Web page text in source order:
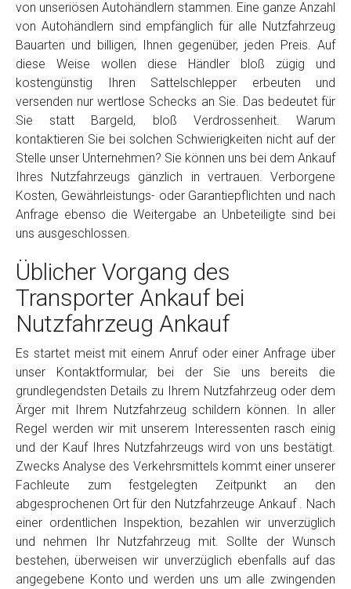
von unseriösen Autohändlern stammen. Eine ganze Anzahl
von Autohändlern sind empfänglich für alle Nutzfahrzeug
Bauarten und billigen, Ihnen gegenüber, jeden Preis. Auf
diese Weise wollen diese Händler bloß zügig und
kostengünstig Ihren Sattelschlepper erbeuten und
versenden nur wertlose Schecks an Sie. Das bedeutet für
Sie statt Bargeld, bloß Verdrossenheit. Warum
kontaktieren Sie bei solchen Schwierigkeiten nicht auf der
Stelle unser Unternehmen? Sie können uns bei dem Ankauf
Ihres Nutzfahrzeugs gänzlich in vertrauen. Verborgene
Kosten, Gewährleistungs- oder Garantiepflichten und nach
Anfrage ebenso die Weitergabe an Unbeteiligte sind bei
uns ausgeschlossen.
Üblicher Vorgang des
Transporter Ankauf bei
Nutzfahrzeug Ankauf
Es startet meist mit einem Anruf oder einer Anfrage über
unser Kontaktformular, bei der Sie uns bereits die
grundlegendsten Details zu Ihrem Nutzfahrzeug oder dem
Ärger mit Ihrem Nutzfahrzeug schildern können. In aller
Regel werden wir mit unserem Interessenten rasch einig
und der Kauf Ihres Nutzfahrzeugs wird von uns bestätigt.
Zwecks Analyse des Verkehrsmittels kommt einer unserer
Fachleute zum festgelegten Zeitpunkt an den
abgesprochenen Ort für den Nutzfahrzeuge Ankauf . Nach
einer ordentlichen Inspektion, bezahlen wir unverzüglich
und nehmen Ihr Nutzfahrzeug mit. Sollte der Wunsch
bestehen, überweisen wir unverzüglich ebenfalls auf das
angegebene Konto und werden uns um alle zwingenden